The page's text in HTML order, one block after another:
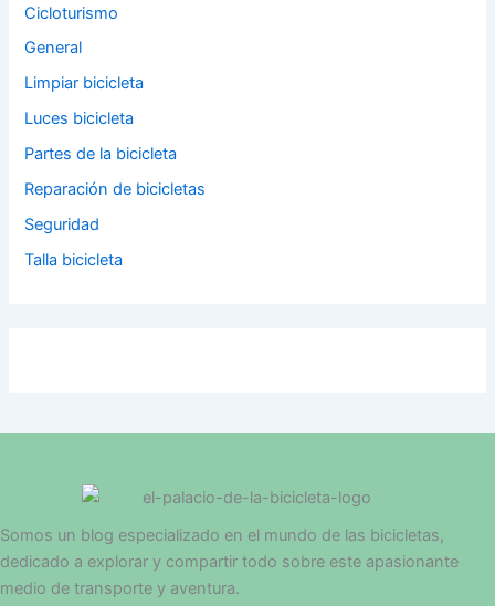
Cicloturismo
General
Limpiar bicicleta
Luces bicicleta
Partes de la bicicleta
Reparación de bicicletas
Seguridad
Talla bicicleta
Somos un blog especializado en el mundo de las bicicletas,
dedicado a explorar y compartir todo sobre este apasionante
medio de transporte y aventura.